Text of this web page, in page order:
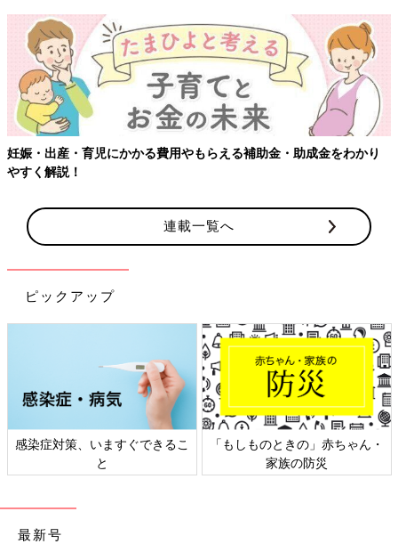
妊娠・出産・育児にかかる費用やもらえる補助金・助成金をわかり
やすく解説！
連載一覧へ
ピックアップ
感染症対策、いますぐできるこ
と
「もしものときの」赤ちゃん・
家族の防災
最新号